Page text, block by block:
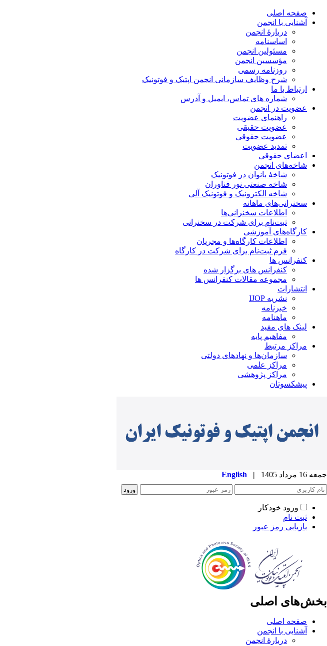
صفحه اصلی
آشنایی با انجمن
دربارۀ انجمن
اساسنامه
مسئولین انجمن
مؤسسین انجمن
روزنامه رسمی
شرح وظایف سازمانی انجمن اپتیک و فوتونیک
ارتباط با ما
شماره های تماس، ایمیل و آدرس
عضویت در انجمن
راهنمای عضویت
عضویت حقیقی
عضویت حقوقی
تمدید عضویت
اعضای حقوقی
شاخه‌های انجمن
شاخۀ بانوان در فوتونیک
شاخه صنعتی نور فناوران
شاخه‌ الکترونیک و فوتونیک آلی
سخنرانی‌های ماهانه
اطلاعات سخنرانی‌‌ها
ثبت‌نام برای شرکت در سخنرانی
کارگاه‌های آموزشی
اطلاعات کارگاه‌ها و مجریان
فرم ثبت‌نام برای شرکت در کارگاه
کنفرانس ها
کنفرانس های برگزار شده
مجموعه مقالات کنفرانس ها
انتشارات
نشریه IJOP
خبرنامه
ماهنامه
لینک های مفید
مفاهیم پایه
مراکز مرتبط
سازمان‌ها و نهادهای دولتی
مراکز علمی
مراکز پژوهشی
پیشکسوتان
جمعه 16 مرداد 1405 |
English
ورود خودکار
ثبت نام
بازیابی رمز عبور
بخش‌های اصلی
صفحه اصلی
آشنایی با انجمن
دربارۀ انجمن